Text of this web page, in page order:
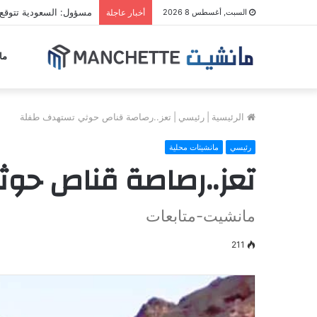
السبت, أغسطس 8 2026 أخبار عاجلة مسؤول: السعودية
الرئيسية رئيسي تعز..رصاصة قناص حوثي تستهدف طفلة
رئيسي مانشيتات محلية
تعز..رصاصة قناص
مانشيت-متابعات
211